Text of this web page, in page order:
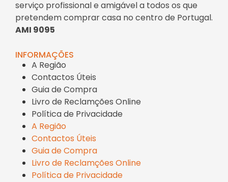
serviço profissional e amigável a todos os que
pretendem comprar casa no centro de Portugal.
AMI 9095
INFORMAÇÕES
A Região
Contactos Úteis
Guia de Compra
Livro de Reclamções Online
Política de Privacidade
A Região
Contactos Úteis
Guia de Compra
Livro de Reclamções Online
Política de Privacidade